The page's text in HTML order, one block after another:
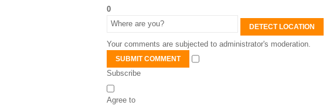
0
DETECT LOCATION
Your comments are subjected to administrator's moderation.
SUBMIT COMMENT
Subscribe
Agree to